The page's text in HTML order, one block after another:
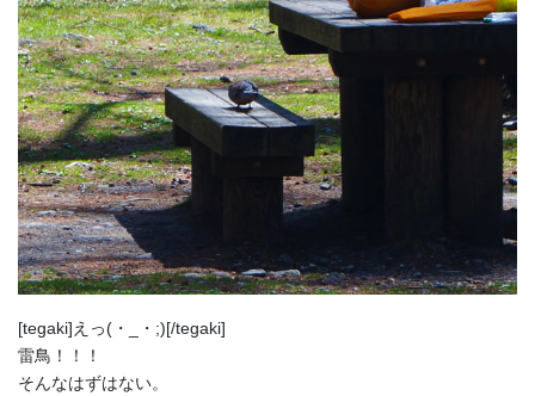
[tegaki]えっ(・_・;)[/tegaki]
雷鳥！！！
そんなはずはない。